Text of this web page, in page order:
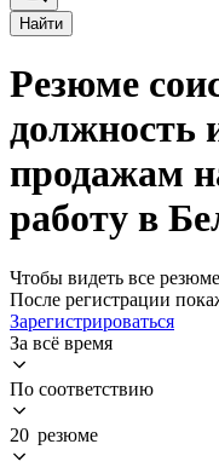
Найти
Резюме
должность
продажам
работу в
Чтобы видеть все
После регистрации
Зарегистрироваться
За всё время
По соответствию
20 резюме